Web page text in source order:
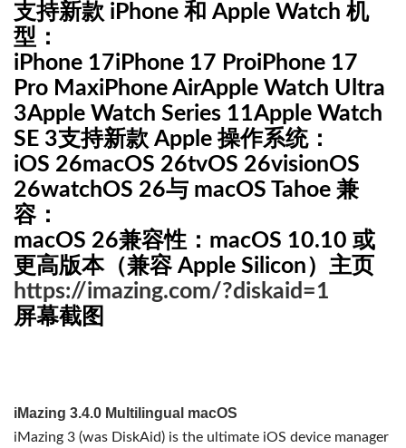
支持新款 iPhone 和 Apple Watch 机
型：
iPhone 17iPhone 17 ProiPhone 17
Pro MaxiPhone AirApple Watch Ultra
3Apple Watch Series 11Apple Watch
SE 3支持新款 Apple 操作系统：
iOS 26macOS 26tvOS 26visionOS
26watchOS 26与 macOS Tahoe 兼
容：
macOS 26兼容性：macOS 10.10 或
更高版本（兼容 Apple Silicon） 主页
https://imazing.com/?diskaid=1
屏幕截图
iMazing 3.4.0 Multilingual macOS
iMazing 3 (was DiskAid) is the ultimate iOS device manager